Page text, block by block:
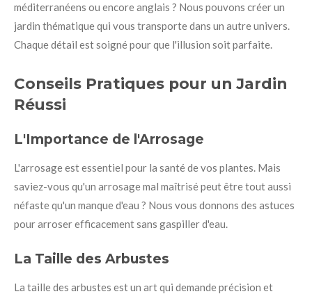
méditerranéens ou encore anglais ? Nous pouvons créer un
jardin thématique qui vous transporte dans un autre univers.
Chaque détail est soigné pour que l'illusion soit parfaite.
Conseils Pratiques pour un Jardin
Réussi
L'Importance de l'Arrosage
L'arrosage est essentiel pour la santé de vos plantes. Mais
saviez-vous qu'un arrosage mal maîtrisé peut être tout aussi
néfaste qu'un manque d'eau ? Nous vous donnons des astuces
pour arroser efficacement sans gaspiller d'eau.
La Taille des Arbustes
La taille des arbustes est un art qui demande précision et